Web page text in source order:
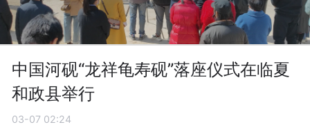
中国河砚“龙祥龟寿砚”落座仪式在临夏
和政县举行
03-07 02:24